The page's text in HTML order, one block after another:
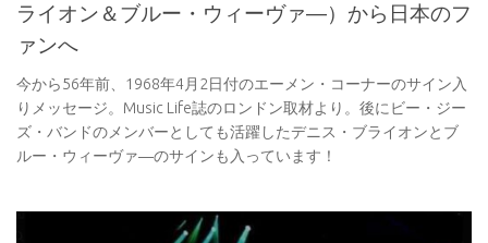
ライオン＆ブルー・ウィーヴァ―）から日本のフ
ァンへ
今から56年前、1968年4月2日付のエーメン・コーナーのサイン入
りメッセージ。Music Life誌のロンドン取材より。後にビー・ジー
ズ・バンドのメンバーとしても活躍したデニス・ブライオンとブ
ルー・ウィーヴァ―のサインも入っています！